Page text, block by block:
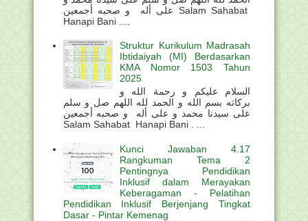
على أله و صحبه أجمعين Salam Sahabat
Hanapi Bani ....
Struktur Kurikulum Madrasah
Ibtidaiyah (MI) Berdasarkan
KMA Nomor 1503 Tahun
2025
السلام عليكم و رحمة الله و
بركاته بسم الله و الحمد لله اللهم صل و سلم
على سيدنا محمد و على أله و صحبه أجمعين
Salam Sahabat Hanapi Bani . ...
Kunci Jawaban 4.17
Rangkuman Tema 2
Pentingnya Pendidikan
Inklusif dalam Merayakan
Keberagaman - Pelatihan
Pendidikan Inklusif Berjenjang Tingkat
Dasar - Pintar Kemenag